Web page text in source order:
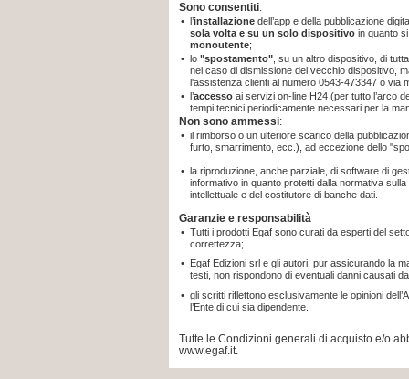
Sono consentiti:
• l’installazione dell’app e della pubblicazione
sola volta e su un solo dispositivo in quanto
monoutente;
• lo "spostamento" , su un altro dispositivo, di
nel caso di dismissione del vecchio dispositivo,
l'assistenza clienti al numero 0543-473347 o via
• l’accesso ai servizi on-line H24 (per tutto l’arco
tempi tecnici periodicamente necessari per la
Non sono ammessi:
• il rimborso o un ulteriore scarico della
furto, smarrimento, ecc.), ad eccezione dello
• la riproduzione, anche parziale, di software di
informativo in quanto protetti dalla normativa
intellettuale e del costitutore di banche dati.
Garanzie e responsabilità
• Tutti i prodotti Egaf sono curati da esperti del
correttezza;
• Egaf Edizioni srl e gli autori, pur assicurando la
testi, non rispondono di eventuali danni causati
• gli scritti riflettono esclusivamente le opinioni
l’Ente di cui sia dipendente.
Tutte le Condizioni generali di acquisto e/o
www.egaf.it.